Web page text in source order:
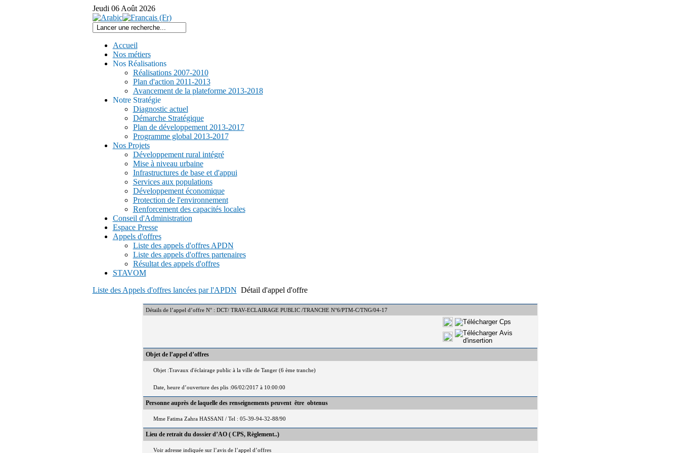
Jeudi 06 Août 2026
Accueil
Nos métiers
Nos Réalisations
Réalisations 2007-2010
Plan d'action 2011-2013
Avancement de la plateforme 2013-2018
Notre Stratégie
Diagnostic actuel
Démarche Stratégique
Plan de développement 2013-2017
Programme global 2013-2017
Nos Projets
Développement rural intégré
Mise à niveau urbaine
Infrastructures de base et d'appui
Services aux populations
Développement économique
Protection de l'environnement
Renforcement des capacités locales
Conseil d'Administration
Espace Presse
Appels d'offres
Liste des appels d'offres APDN
Liste des appels d'offres partenaires
Résultat des appels d'offres
STAVOM
Liste des Appels d'offres lancées par l'APDN Détail d'appel d'offre
Détails de l’appel d’offre N° : DCT/ TRAV-ECLAIRAGE PUBLIC /TRANCHE N°6/PTM-C/TNG/04-17
Objet de l’appel d’offres
Objet :Travaux d'éclairage public à la ville de Tanger (6 ème tranche)
Date, heure d’ouverture des plis :06/02/2017 à 10:00:00
Personne auprès de laquelle des renseignements peuvent être obtenus
Mme Fatima Zahra HASSANI / Tel : 05-39-94-32-88/90
Lieu de retrait du dossier d’AO ( CPS, Règlement..)
Voir adresse indiquée sur l’avis de l’appel d’offres